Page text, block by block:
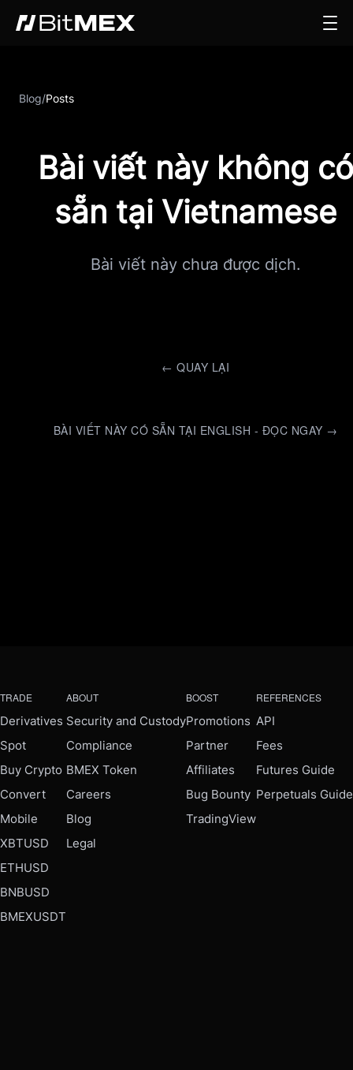
Blog/Posts
Bài viết này không có
sẵn tại Vietnamese
Bài viết này chưa được dịch.
← QUAY LẠI
BÀI VIẾT NÀY CÓ SẴN TẠI ENGLISH - ĐỌC NGAY →
TRADE
Derivatives
Spot
Buy Crypto
Convert
Mobile
XBTUSD
ETHUSD
BNBUSD
BMEXUSDT
ABOUT
Security and Custody
Compliance
BMEX Token
Careers
Blog
Legal
BOOST
Promotions
Partner
Affiliates
Bug Bounty
TradingView
REFERENCES
API
Fees
Futures Guide
Perpetuals Guide